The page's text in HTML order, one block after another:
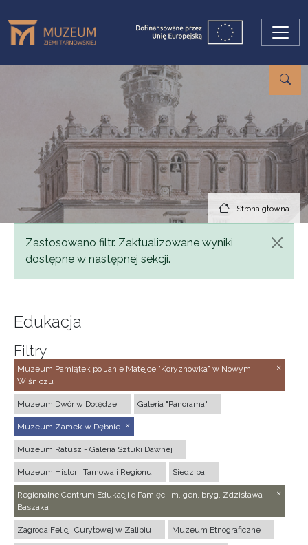
Strona główna
Komunikat
Zastosowano filtr. Zaktualizowane wyniki
dostępne w następnej sekcji.
Edukacja
Filtry
Muzeum Pamiątek po Janie Matejce "Koryznówka" w Nowym
Wiśniczu
Muzeum Dwór w Dołędze Galeria "Panorama"
Muzeum Zamek w Dębnie
Muzeum Ratusz - Galeria Sztuki Dawnej
Muzeum Historii Tarnowa i Regionu Siedziba
Regionalne Centrum Edukacji o Pamięci im. gen. bryg. Zdzisława
Baszaka
Zagroda Felicji Curyłowej w Zalipiu Muzeum Etnograficzne